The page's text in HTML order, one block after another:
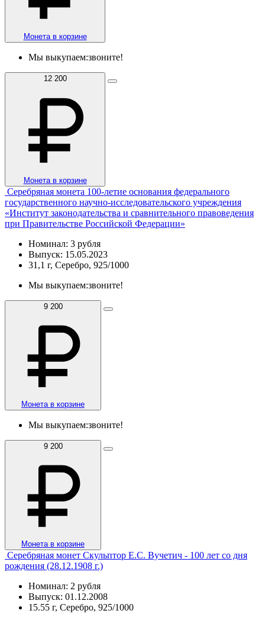
Монета в корзине
Мы выкупаем:звоните!
12 200
Монета в корзине
Серебряная монета 100-летие основания федерального
государственного научно-исследовательского учреждения
«Институт законодательства и сравнительного правоведения
при Правительстве Российской Федерации»
Номинал: 3 рубля
Выпуск: 15.05.2023
31,1 г, Серебро, 925/1000
Мы выкупаем:звоните!
9 200
Монета в корзине
Мы выкупаем:звоните!
9 200
Монета в корзине
Серебряная монет Скульптор Е.С. Вучетич - 100 лет со дня
рождения (28.12.1908 г.)
Номинал: 2 рубля
Выпуск: 01.12.2008
15.55 г, Серебро, 925/1000